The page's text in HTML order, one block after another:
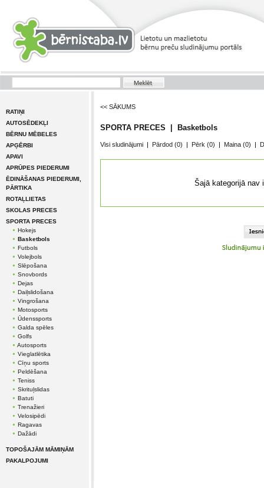
RATIŅI
AUTOSĒDEKĻI
BĒRNU MĒBELES
APĢĒRBI
APAVI
APRŪPES PIEDERUMI
ĒDINĀŠANAS PIEDERUMI,
PĀRTIKA
ROTAĻLIETAS
SKOLAS PRECES
SPORTA PRECES
Hokejs
Basketbols
Futbols
Volejbols
Slēpošana
Snovbords
Dejas
Daiļslidošana
Vingrošana
Motosports
Ūdenssports
Galda spēles
Golfs
Autosports
Vieglatlētika
Cīņu sports
Peldēšana
Teniss
Skrituļslidas
Batuti
Trenažieri
Velosipēdi
Ragavas
Dažādi
TOPOŠAJĀM MĀMIŅĀM
PAKALPOJUMI
<< SĀKUMS
SPORTA PRECES | Basketbols
Visi sludinājumi | Pārdod (0) | Pērk (0) | Maina (0) |
Šajā kategorijā nav